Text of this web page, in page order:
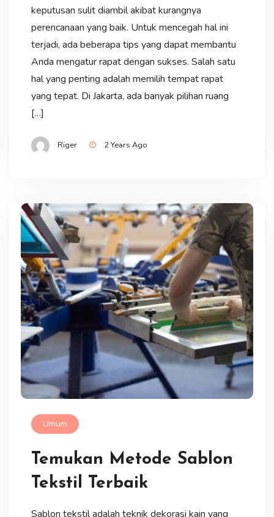
keputusan sulit diambil akibat kurangnya
perencanaan yang baik. Untuk mencegah hal ini
terjadi, ada beberapa tips yang dapat membantu
Anda mengatur rapat dengan sukses. Salah satu
hal yang penting adalah memilih tempat rapat
yang tepat. Di Jakarta, ada banyak pilihan ruang
[…]
Riger 2 Years Ago
Umum
Temukan Metode Sablon
Tekstil Terbaik
Sablon tekstil adalah teknik dekorasi kain yang